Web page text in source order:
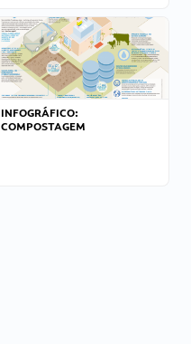
INFOGRÁFICO:
COMPOSTAGEM